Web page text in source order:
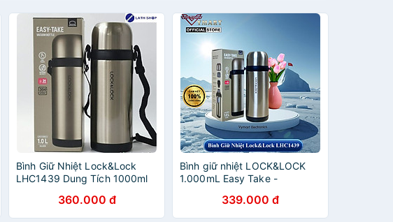
Bình Giữ Nhiệt Lock&Lock
LHC1439 Dung Tích 1000ml
360.000 đ
Bình giữ nhiệt LOCK&LOCK
1.000mL Easy Take -
339.000 đ